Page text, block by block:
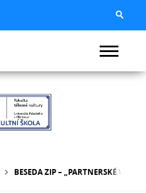
BESEDA ZIP – „PARTNERSKÉ